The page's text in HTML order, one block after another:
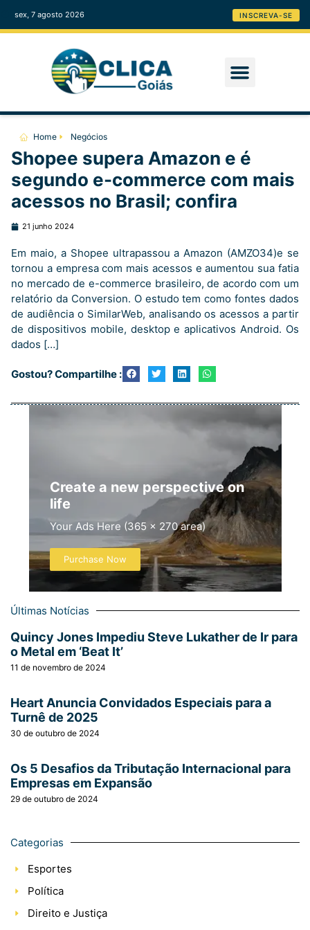
sex, 7 agosto 2026 INSCREVA-SE
Home Negócios
Shopee supera Amazon e é
segundo e-commerce com mais
acessos no Brasil; confira
21 junho 2024
Em maio, a Shopee ultrapassou a Amazon (AMZO34)e se
tornou a empresa com mais acessos e aumentou sua fatia
no mercado de e-commerce brasileiro, de acordo com um
relatório da Conversion. O estudo tem como fontes dados
de audiência o SimilarWeb, analisando os acessos a partir
de dispositivos mobile, desktop e aplicativos Android. Os
dados […]
Gostou? Compartilhe :
Create a new perspective on
life
Your Ads Here (365 x 270 area)
Purchase Now
Últimas Notícias
Quincy Jones Impediu Steve Lukather de Ir para
o Metal em ‘Beat It’
11 de novembro de 2024
Heart Anuncia Convidados Especiais para a
Turnê de 2025
30 de outubro de 2024
Os 5 Desafios da Tributação Internacional para
Empresas em Expansão
29 de outubro de 2024
Categorias
Esportes
Política
Direito e Justiça